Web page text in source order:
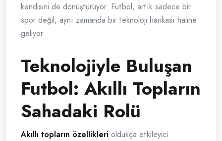
kendisini de dönüştürüyor. Futbol, artık sadece bir
spor değil, aynı zamanda bir teknoloji harikası haline
geliyor.
Teknolojiyle Buluşan
Futbol: Akıllı Topların
Sahadaki Rolü
Akıllı topların özellikleri oldukça etkileyici.